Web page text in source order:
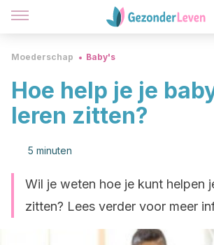
Moederschap Baby's
Hoe help je je
leren zitten?
5 minuten
Wil je weten hoe je kunt helpen
zitten? Lees verder voor meer